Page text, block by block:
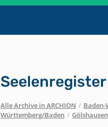
Seelenregister
Alle Archive in ARCHION /
Württemberg/Baden / Gölshausen